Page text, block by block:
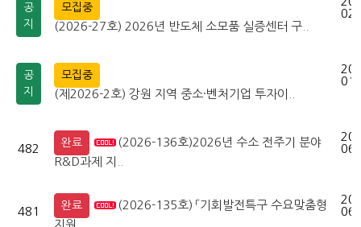
공
지
모집중
(2026-27호) 2026년 반도체 소모품 실증센터 구..
공
지
모집중
(제2026-2호) 강원 지역 중소·벤처기업 투자이..
482 완료
(2026-136호)2026년 수소 전주기 분야
R&D과제 지..
481 완료
(2026-135호) 「기회발전특구 수요맞춤형
지원..